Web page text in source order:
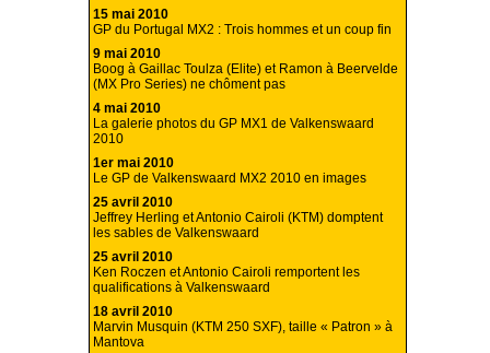
15 mai 2010
GP du Portugal MX2 : Trois hommes et un coup fin
9 mai 2010
Boog à Gaillac Toulza (Elite) et Ramon à Beervelde
(MX Pro Series) ne chôment pas
4 mai 2010
La galerie photos du GP MX1 de Valkenswaard
2010
1er mai 2010
Le GP de Valkenswaard MX2 2010 en images
25 avril 2010
Jeffrey Herling et Antonio Cairoli (KTM) domptent
les sables de Valkenswaard
25 avril 2010
Ken Roczen et Antonio Cairoli remportent les
qualifications à Valkenswaard
18 avril 2010
Marvin Musquin (KTM 250 SXF), taille « Patron » à
Mantova